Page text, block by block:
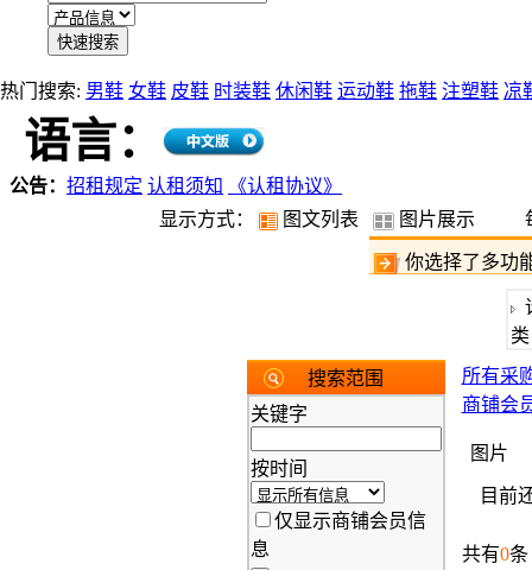
热门搜索: 男鞋 女鞋 皮鞋 时装鞋 休闲鞋 运动鞋 拖鞋 注塑鞋 凉
语言：
公告： 招租规定 认租须知
《认租协议》
显示方式：
图文列表 图片展示
你选择了多功
类
搜索范围
关键字
按时间
仅显示商铺会员信
息
所有采
商铺会
图片
目前
共有0